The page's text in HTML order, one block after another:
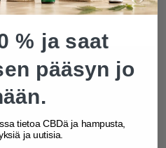
% ja saat
pääsyn jo
tietoa CBDä ja hampusta,
ja uutisia.